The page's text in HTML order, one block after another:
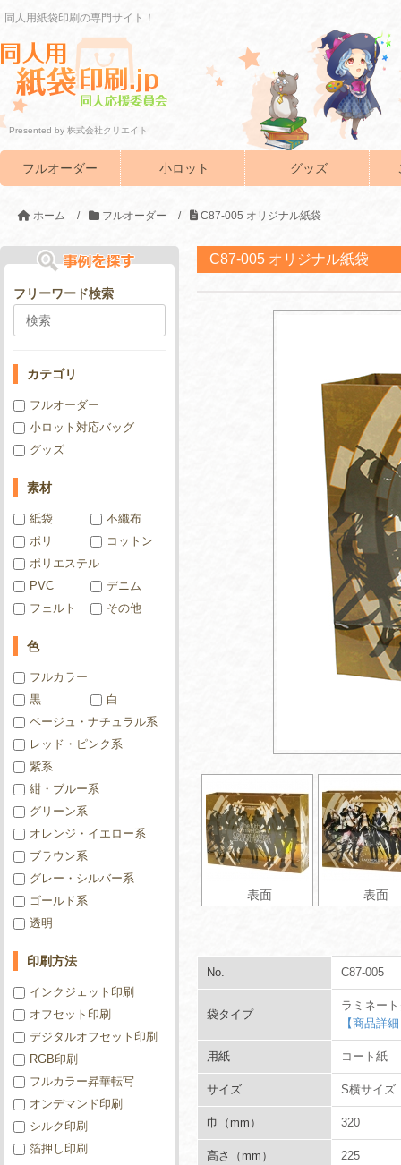
同人用紙袋印刷の専門サイト！
Presented by 株式会社クリエイト
フルオーダー 小ロット グッズ
ホーム / フルオーダー / C87-005 オリジナル紙袋
C87-005 オリジナル紙袋
表面 表面
No. C87-005
袋タイプ
ラミネー
【商品詳
用紙 コート紙
サイズ S横サイズ
巾（mm） 320
高さ（mm） 225
フリーワード検索
カテゴリ
フルオーダー
小ロット対応バッグ
グッズ
素材
紙袋
不織布
ポリ
コットン
ポリエステル
PVC
デニム
フェルト
その他
色
フルカラー
黒
白
ベージュ・ナチュラル系
レッド・ピンク系
紫系
紺・ブルー系
グリーン系
オレンジ・イエロー系
ブラウン系
グレー・シルバー系
ゴールド系
透明
印刷方法
インクジェット印刷
オフセット印刷
デジタルオフセット印刷
RGB印刷
フルカラー昇華転写
オンデマンド印刷
シルク印刷
箔押し印刷